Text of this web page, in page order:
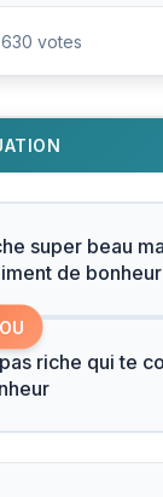
votes
super beau
de bonheur
OU
riche qui te